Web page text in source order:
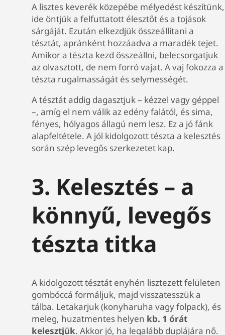
A lisztes keverék közepébe mélyedést készítünk,
ide öntjük a felfuttatott élesztőt és a tojások
sárgáját. Ezután elkezdjük összeállítani a
tésztát, apránként hozzáadva a maradék tejet.
Amikor a tészta kezd összeállni, belecsorgatjuk
az olvasztott, de nem forró vajat. A vaj fokozza a
tészta rugalmasságát és selymességét.
A tésztát addig dagasztjuk – kézzel vagy géppel
–, amíg el nem válik az edény falától, és sima,
fényes, hólyagos állagú nem lesz. Ez a jó fánk
alapfeltétele. A jól kidolgozott tészta a kelesztés
során szép levegős szerkezetet kap.
3. Kelesztés – a
könnyű, levegős
tészta titka
A kidolgozott tésztát enyhén lisztezett felületen
gombóccá formáljuk, majd visszatesszük a
tálba. Letakarjuk (konyharuha vagy folpack), és
meleg, huzatmentes helyen kb. 1 órát
kelesztjük. Akkor jó, ha legalább duplájára nő.